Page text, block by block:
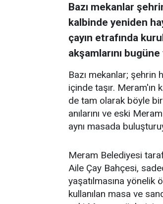
Bazı mekanlar
kalbinde yeniden
çayın etrafında
akşamlarını bugüne
Bazı mekanlar; şehrin
içinde taşır.
de tam olarak böyle
anılarını ve eski
aynı masada
Meram Belediyesi
Aile Çay Bahçesi,
yaşatılmasına yönelik
kullanılan masa ve